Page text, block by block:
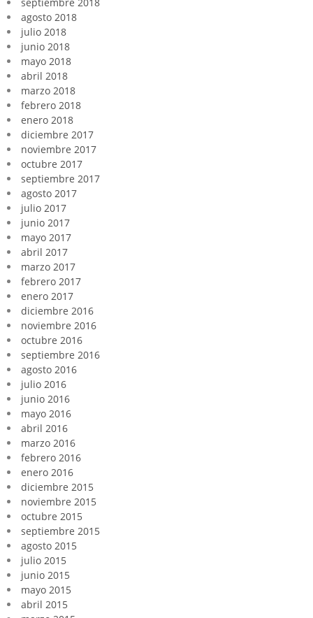
agosto 2018
julio 2018
junio 2018
mayo 2018
abril 2018
marzo 2018
febrero 2018
enero 2018
diciembre 2017
noviembre 2017
octubre 2017
septiembre 2017
agosto 2017
julio 2017
junio 2017
mayo 2017
abril 2017
marzo 2017
febrero 2017
enero 2017
diciembre 2016
noviembre 2016
octubre 2016
septiembre 2016
agosto 2016
julio 2016
junio 2016
mayo 2016
abril 2016
marzo 2016
febrero 2016
enero 2016
diciembre 2015
noviembre 2015
octubre 2015
septiembre 2015
agosto 2015
julio 2015
junio 2015
mayo 2015
abril 2015